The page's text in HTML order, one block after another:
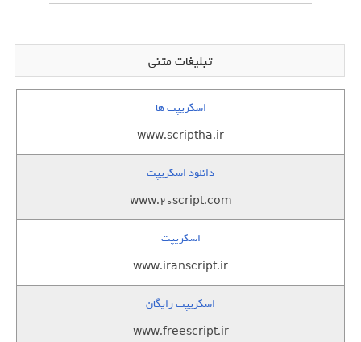
تبلیغات متنی
اسکریپت ها
www.scriptha.ir
دانلود اسکریپت
www.20script.com
اسکریپت
www.iranscript.ir
اسکریپت رایگان
www.freescript.ir